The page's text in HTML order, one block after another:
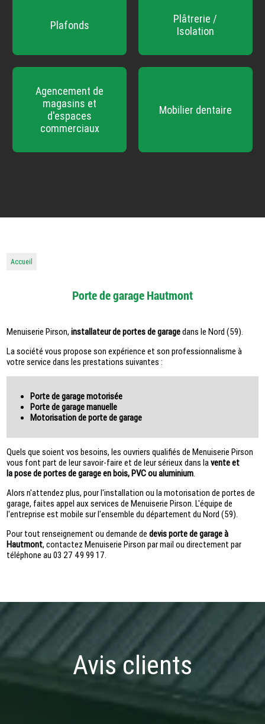
Plafonds
Plâtrerie /
Isolation
Agencement de
magasins et
d'espaces
commerciaux
Mobilier dentaire
Accueil
Porte de garage Hautmont
Menuiserie Pirson, installateur de portes de garagedans le Nord (59).
La société vous propose son expérience et son professionnalisme à
votre service dans les prestations suivantes :
Porte de garage motorisée
Porte de garage manuelle
Motorisation de porte de garage
Quels que soient vos besoins, les ouvriers qualifiés de Menuiserie Pirson
vous font part de leur savoir-faire et de leur sérieux dans lavente et
lapose de portes de garage en bois, PVC ou aluminium.
Alors n'attendez plus, pour l'installation ou la motorisation de portes de
garage, faites appel aux services de Menuiserie Pirson. L'équipe de
l'entreprise est mobile sur l'ensemble du département du Nord (59).
Pour tout renseignement ou demande dedevis porte de garage à
Hautmont, contactez Menuiserie Pirson par mail ou directement par
téléphone au 03 27 49 99 17.
Avis clients